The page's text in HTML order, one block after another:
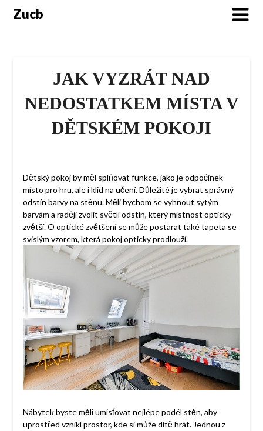
SkipZucb
JAK VYZRÁT NAD
NEDOSTATKEM MÍSTA V
DĚTSKÉM POKOJI
Dětský pokoj by měl splňovat funkce, jako je odpočinek
místo pro hru, ale i klid na učení. Důležité je vybrat správný
odstín barvy na stěnu. Měli bychom se vyhnout sytým
barvám a raději zvolit světlí odstín, který místnost opticky
zvětší. O optické zvětšení se může postarat také tapeta se
svislým vzorem, která pokoj opticky prodlouží.
Nábytek byste měli umisťovat nejlépe podél stěn, aby
uprostřed vznikl prostor, kde si může dítě hrát. Jednou z